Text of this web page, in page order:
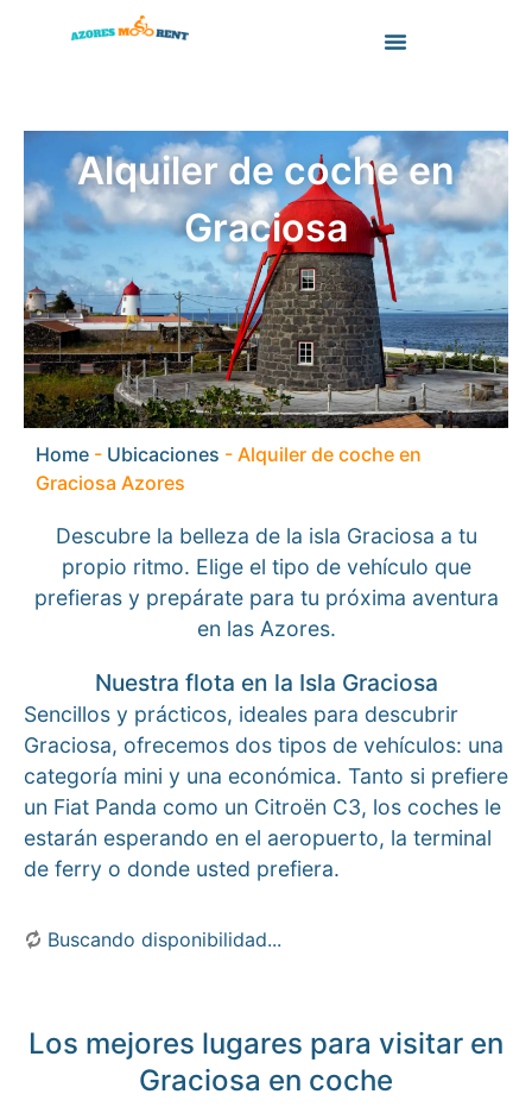
Alquiler de coche en
Graciosa
Home - Ubicaciones - Alquiler de coche en
Graciosa Azores
Descubre la belleza de la isla Graciosa a tu
propio ritmo. Elige el tipo de vehículo que
prefieras y prepárate para tu próxima aventura
en las Azores.
Nuestra flota en la Isla Graciosa
Sencillos y prácticos, ideales para descubrir
Graciosa, ofrecemos dos tipos de vehículos: una
categoría mini y una económica. Tanto si prefiere
un Fiat Panda como un Citroën C3, los coches le
estarán esperando en el aeropuerto, la terminal
de ferry o donde usted prefiera.
Buscando disponibilidad...
Los mejores lugares para visitar en
Graciosa en coche